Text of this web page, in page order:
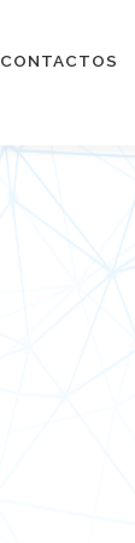
CONTACTOS